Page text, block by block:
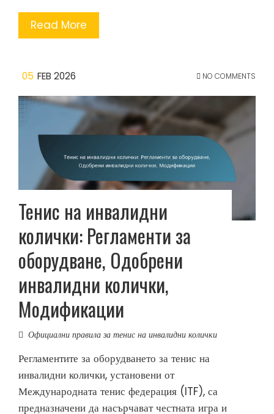
Read More
05 FEB 2026 NO COMMENTS
Тенис на инвалидни
колички: Регламенти за
оборудване, Одобрени
инвалидни колички,
Модификации
Официални правила за тенис на инвалидни колички
Регламентите за оборудването за тенис на
инвалидни колички, установени от
Международната тенис федерация (ITF), са
предназначени да насърчават честната игра и